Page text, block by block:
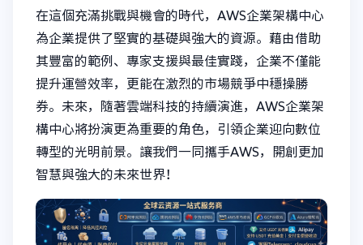
在這個充滿挑戰與機會的時代，AWS企業架構中心
為企業提供了堅實的基礎與強大的資源。藉由借助
其豐富的範例、專家支援與最佳實踐，企業不僅能
提升運營效率，更能在激烈的市場競爭中穩操勝
券。未來，隨著雲端科技的持續演進，AWS企業架
構中心將扮演更為重要的角色，引領企業迎向數位
轉型的光明前景。讓我們一同攜手AWS，開創更加
智慧與強大的未來世界！